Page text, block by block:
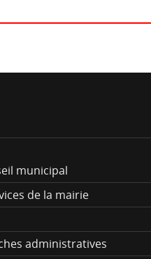
municipal
de la mairie
administratives